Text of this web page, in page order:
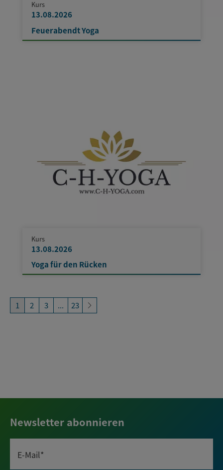
Kurs
13.08.2026
Feuerabendt Yoga
Kurs
13.08.2026
Yoga für den Rücken
1 2 3 ... 23
Newsletter abonnieren
E-Mail*